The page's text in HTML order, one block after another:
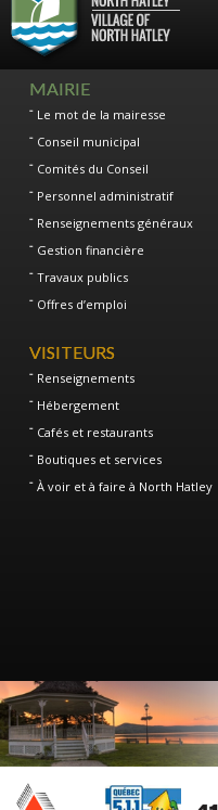
MAIRIE
Le mot de la mairesse
Conseil municipal
Comités du Conseil
Personnel administratif
Renseignements généraux
Gestion financière
Travaux publics
Offres d’emploi
VISITEURS
Renseignements
Hébergement
Cafés et restaurants
Boutiques et services
À voir et à faire à North Hatley